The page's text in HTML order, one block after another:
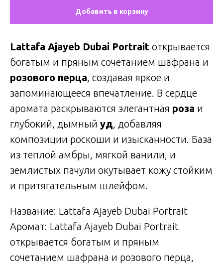
Добавить в корзину
Lattafa Ajayeb Dubai Portrait открывается
богатым и пряным сочетанием шафрана и
розового перца, создавая яркое и
запоминающееся впечатление. В сердце
аромата раскрываются элегантная роза и
глубокий, дымный уд, добавляя
композиции роскоши и изысканности. База
из теплой амбры, мягкой ванили, и
землистых пачули окутывает кожу стойким
и притягательным шлейфом.
Название: Lattafa Ajayeb Dubai Portrait
Аромат: Lattafa Ajayeb Dubai Portrait
открывается богатым и пряным
сочетанием шафрана и розового перца,